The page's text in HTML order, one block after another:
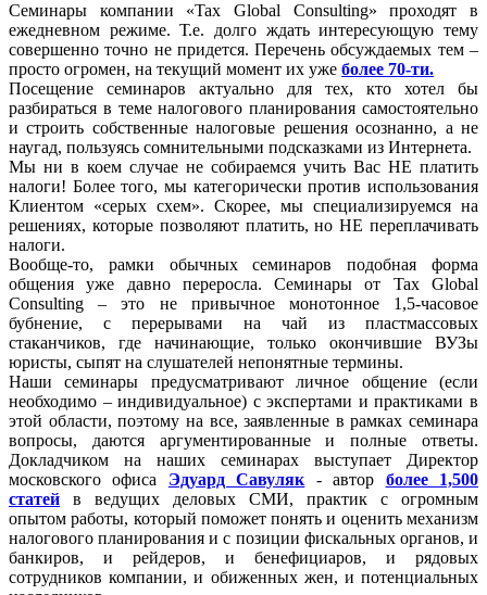
Семинары компании «Tax Global Consulting» проходят в
ежедневном режиме. Т.е. долго ждать интересующую тему
совершенно точно не придется. Перечень обсуждаемых тем –
просто огромен, на текущий момент их уже более 70-ти.
Посещение семинаров актуально для тех, кто хотел бы
разбираться в теме налогового планирования самостоятельно
и строить собственные налоговые решения осознанно, а не
наугад, пользуясь сомнительными подсказками из Интернета.
Мы ни в коем случае не собираемся учить Вас НЕ платить
налоги! Более того, мы категорически против использования
Клиентом «серых схем». Скорее, мы специализируемся на
решениях, которые позволяют платить, но НЕ переплачивать
налоги.
Вообще-то, рамки обычных семинаров подобная форма
общения уже давно переросла. Семинары от Tax Global
Consulting – это не привычное монотонное 1,5-часовое
бубнение, с перерывами на чай из пластмассовых
стаканчиков, где начинающие, только окончившие ВУЗы
юристы, сыпят на слушателей непонятные термины.
Наши семинары предусматривают личное общение (если
необходимо – индивидуальное) с экспертами и практиками в
этой области, поэтому на все, заявленные в рамках семинара
вопросы, даются аргументированные и полные ответы.
Докладчиком на наших семинарах выступает Директор
московского офиса Эдуард Савуляк - автор более 1,500
статей в ведущих деловых СМИ, практик с огромным
опытом работы, который поможет понять и оценить механизм
налогового планирования и с позиции фискальных органов, и
банкиров, и рейдеров, и бенефициаров, и рядовых
сотрудников компании, и обиженных жен, и потенциальных